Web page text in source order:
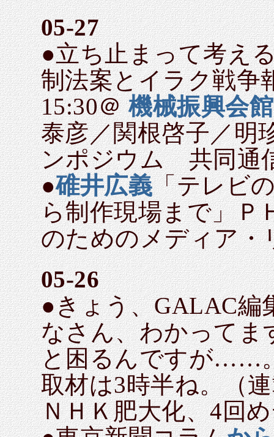
05-27
●立ち止まって考え
制法案とイラク戦
15:30＠機械振興会館
泰彦／関根啓子／明
ンポジウム 共同通
●碓井広義「テレビ
ら制作現場まで」Ｐ
のためのメディア・
05-26
●きょう、GALAC編
なさん、わかって
と困るんですが……
取材は3時半ね。（
ＮＨＫ肥大化、4回